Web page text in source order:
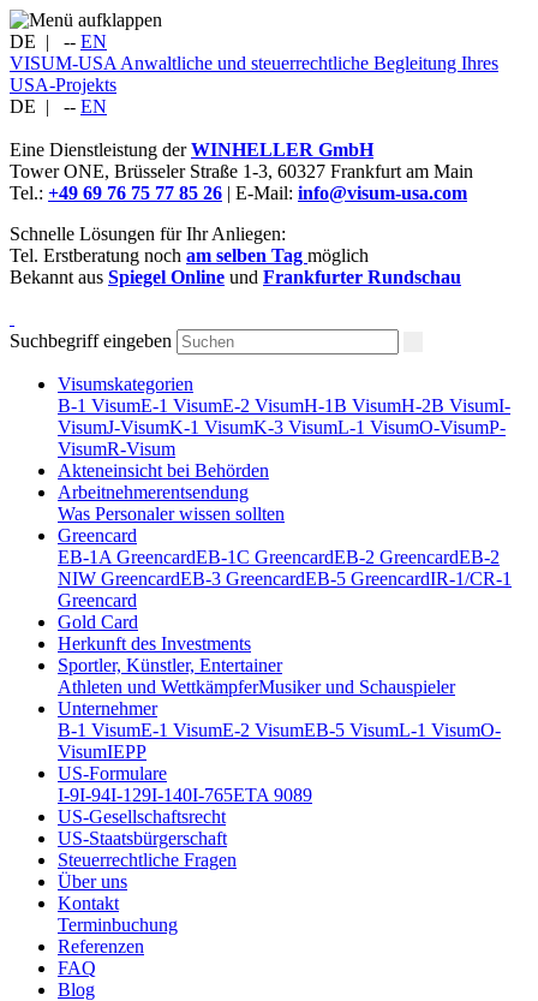
DE | -- EN
VISUM-USA Anwaltliche und steuerrechtliche Begleitung Ihres
USA-Projekts
DE | -- EN
Eine Dienstleistung derWINHELLER GmbH
Tower ONE, Brüsseler Straße 1-3, 60327 Frankfurt am Main
Tel.: +49 69 76 75 77 85 26 | E-Mail: info@visum-usa.com
Schnelle Lösungen für Ihr Anliegen:
Tel. Erstberatung noch am selben Tag möglich
Bekannt aus Spiegel Online und Frankfurter Rundschau
Suchbegriff eingeben
Visumskategorien
B-1 VisumE-1 VisumE-2 VisumH-1B VisumH-2B VisumI-
VisumJ-VisumK-1 VisumK-3 VisumL-1 VisumO-VisumP-
VisumR-Visum
Akteneinsicht bei Behörden
Arbeitnehmerentsendung
Was Personaler wissen sollten
Greencard
EB-1A GreencardEB-1C GreencardEB-2 GreencardEB-2
NIW GreencardEB-3 GreencardEB-5 GreencardIR-1/CR-1
Greencard
Gold Card
Herkunft des Investments
Sportler, Künstler, Entertainer
Athleten und WettkämpferMusiker und Schauspieler
Unternehmer
B-1 VisumE-1 VisumE-2 VisumEB-5 VisumL-1 VisumO-
VisumIEPP
US-Formulare
I-9I-94I-129I-140I-765ETA 9089
US-Gesellschaftsrecht
US-Staatsbürgerschaft
Steuerrechtliche Fragen
Über uns
Kontakt
Terminbuchung
Referenzen
FAQ
Blog